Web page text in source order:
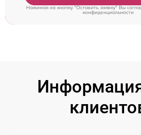
Нажимая на кнопку "Оставить заявку" Вы
конфиденциальности